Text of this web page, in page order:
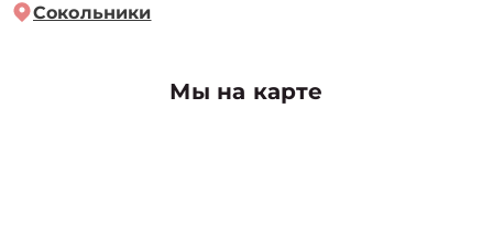
Сокольники
Мы на карте